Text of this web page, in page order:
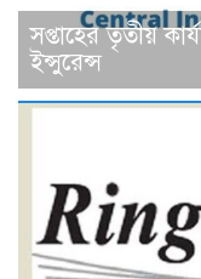
সপ্তাহের তৃতীয়
ইন্সুরেন্স